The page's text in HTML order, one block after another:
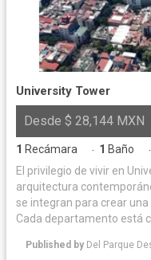
University Tower
Desde $ 28,144 MXN
1 Recámara · 1 Baño ·
El privilegio de vivir en
arquitectura
se integran para crear
Cada departamento está
perfecto entre elegancia y
Published by Del Parque